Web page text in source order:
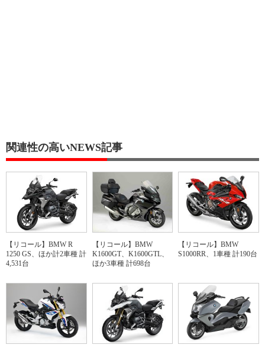
関連性の高いNEWS記事
【リコール】BMW R
1250 GS、ほか計2車種 計
4,531台
【リコール】BMW
K1600GT、K1600GTL、
ほか3車種 計698台
【リコール】BMW
S1000RR、1車種 計190台